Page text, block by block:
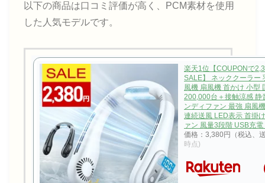
以下の商品は口コミ評価が高く、PCM素材を使用
した人気モデルです。
楽天1位【COUPONで
SALE】 ネッククーラー
風機 扇風機 首かけ 小型
200,000台＋接触涼感 静
ンディファン 最強 扇風
連続送風 LED表示 首掛
ァン 風量3段階 USB充
価格：3,380円（税込、
時点)